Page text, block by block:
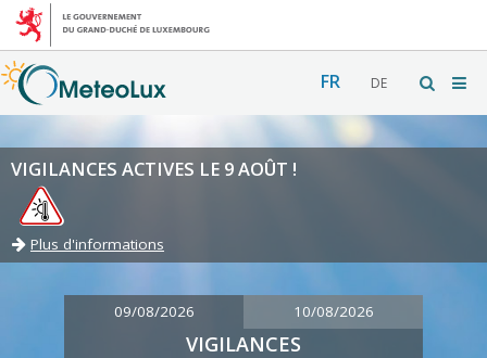
FR DE
VIGILANCES ACTIVES LE 9 AOÛT !
Plus d'informations
09/08/2026 10/08/2026
VIGILANCES